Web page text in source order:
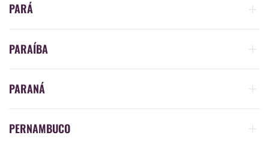
PARÁ
PARAÍBA
PARANÁ
PERNAMBUCO